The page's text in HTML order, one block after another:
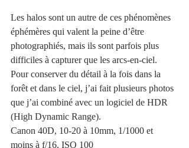
Les halos sont un autre de ces phénomènes
éphémères qui valent la peine d’être
photographiés, mais ils sont parfois plus
difficiles à capturer que les arcs-en-ciel.
Pour conserver du détail à la fois dans la
forêt et dans le ciel, j’ai fait plusieurs photos
que j’ai combiné avec un logiciel de HDR
(High Dynamic Range).
Canon 40D, 10-20 à 10mm, 1/1000 et
moins à f/16, ISO 100